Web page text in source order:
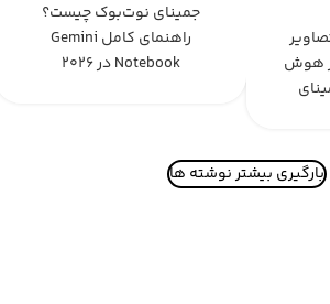
جمینای نوت‌بوک چیست؟
راهنمای کامل Gemini
Notebook در ۲۰۲۶
هوش
بارگیری بیشتر نوشته ها